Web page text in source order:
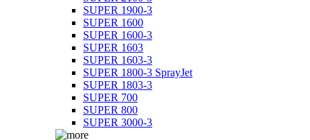
SUPER 1900-3
SUPER 1600
SUPER 1600-3
SUPER 1603
SUPER 1603-3
SUPER 1800-3 SprayJet
SUPER 1803-3
SUPER 700
SUPER 800
SUPER 3000-3